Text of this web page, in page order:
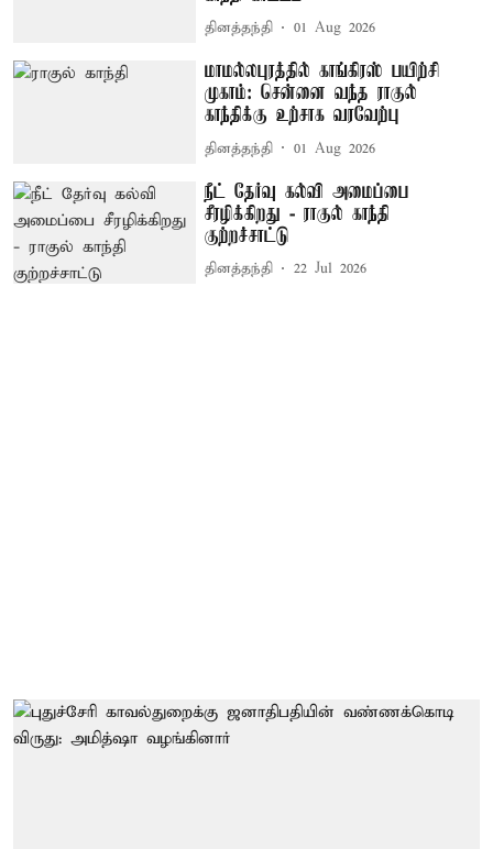
தினத்தந்தி 01 Aug 2026
மாமல்லபுரத்தில் காங்கிரஸ் பயிற்சி
முகாம்: சென்னை வந்த ராகுல்
காந்திக்கு உற்சாக வரவேற்பு
தினத்தந்தி 01 Aug 2026
நீட் தேர்வு கல்வி அமைப்பை
சீரழிக்கிறது - ராகுல் காந்தி
குற்றச்சாட்டு
தினத்தந்தி 22 Jul 2026